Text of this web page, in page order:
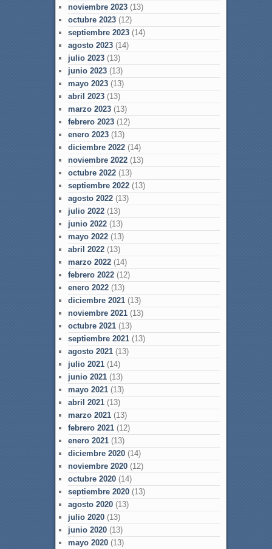
noviembre 2023(13)
octubre 2023(12)
septiembre 2023(14)
agosto 2023(14)
julio 2023(13)
junio 2023(13)
mayo 2023(13)
abril 2023(13)
marzo 2023(13)
febrero 2023(12)
enero 2023(13)
diciembre 2022(14)
noviembre 2022(13)
octubre 2022(13)
septiembre 2022(13)
agosto 2022(13)
julio 2022(13)
junio 2022(13)
mayo 2022(13)
abril 2022(13)
marzo 2022(14)
febrero 2022(12)
enero 2022(13)
diciembre 2021(13)
noviembre 2021(13)
octubre 2021(13)
septiembre 2021(13)
agosto 2021(13)
julio 2021(14)
junio 2021(13)
mayo 2021(13)
abril 2021(13)
marzo 2021(13)
febrero 2021(12)
enero 2021(13)
diciembre 2020(14)
noviembre 2020(12)
octubre 2020(14)
septiembre 2020(13)
agosto 2020(13)
julio 2020(13)
junio 2020(13)
mayo 2020(13)